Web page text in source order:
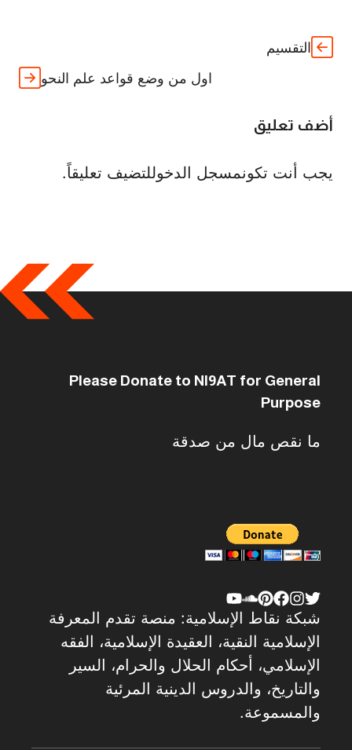
التقسيم
اول من وضع قواعد علم النحو
أضف تعليق
يجب أنت تكونمسجل الدخوللتضيف تعليقاً.
Please Donate to NI9AT for General
Purpose
ما نقص مال من صدقة
شبكة نقاط الإسلامية: منصة تقدم المعرفة
الإسلامية النقية، العقيدة الإسلامية، الفقه
الإسلامي، أحكام الحلال والحرام، السير
والتاريخ، والدروس الدينية المرئية
والمسموعة.